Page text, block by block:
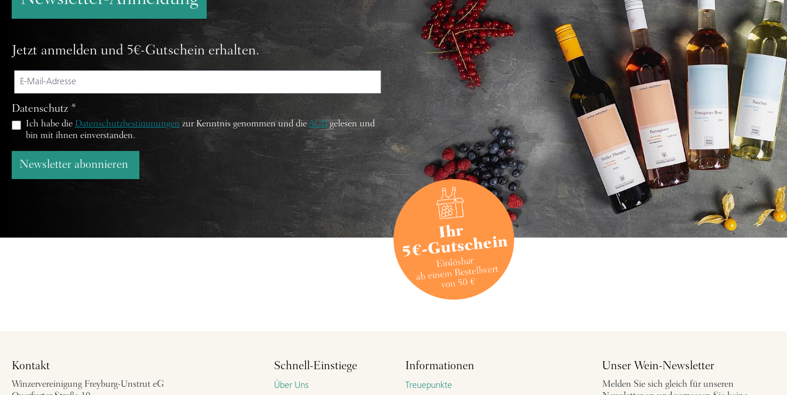
Jetzt anmelden und 5€-Gutschein erhalten.
Datenschutz *
Ich habe die Datenschutzbestimmungen zur Kenntnis genommen und dieAGBgelesen und
bin mit ihnen einverstanden.
Newsletter abonnieren
Kontakt
Winzervereinigung Freyburg-Unstrut eG
Schnell-Einstiege
Über Uns
Informationen
Treuepunkte
Unser Wein-Newsletter
Melden Sie sich gleich für unseren